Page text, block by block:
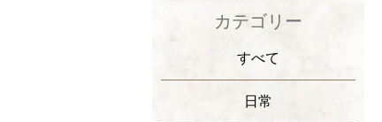
カテゴリー
すべて
日常